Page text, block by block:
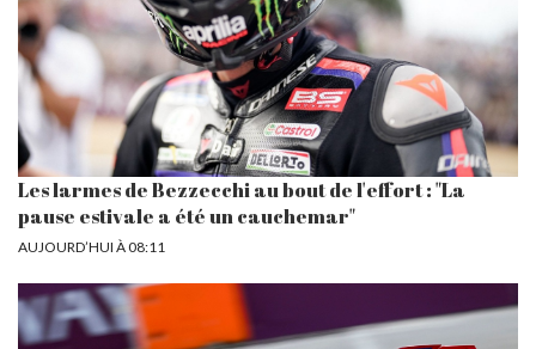
Les larmes de Bezzecchi au bout de l'effort : "La
pause estivale a été un cauchemar"
AUJOURD’HUI À 08:11